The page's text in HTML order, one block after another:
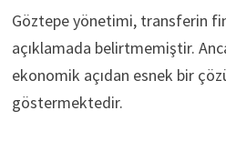
Göztepe yönetimi, transferin
açıklamada belirtmemiştir.
ekonomik açıdan esnek bir
göstermektedir.